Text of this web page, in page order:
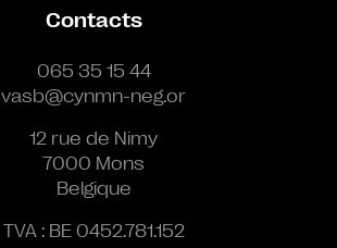
Contacts
065 35 15 44
vasb@cynmn-neg.or
12 rue de Nimy
7000 Mons
Belgique
TVA : BE 0452.781.152